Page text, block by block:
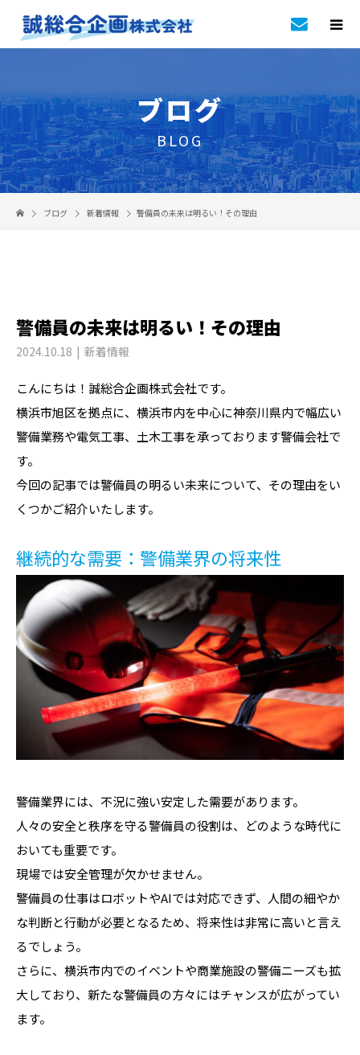
ブログ
BLOG
ブログ 新着情報 警備員の未来は明るい！その理由
警備員の未来は明るい！その理由
2024.10.18 新着情報
こんにちは！誠総合企画株式会社です。
横浜市旭区を拠点に、横浜市内を中心に神奈川県内で幅広い
警備業務や電気工事、土木工事を承っております警備会社で
す。
今回の記事では警備員の明るい未来について、その理由をい
くつかご紹介いたします。
継続的な需要：警備業界の将来性
警備業界には、不況に強い安定した需要があります。
人々の安全と秩序を守る警備員の役割は、どのような時代に
おいても重要です。
現場では安全管理が欠かせません。
警備員の仕事はロボットやAIでは対応できず、人間の細やか
な判断と行動が必要となるため、将来性は非常に高いと言え
るでしょう。
さらに、横浜市内でのイベントや商業施設の警備ニーズも拡
大しており、新たな警備員の方々にはチャンスが広がってい
ます。